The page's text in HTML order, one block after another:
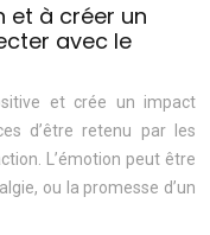
et à créer un
avec le
et crée un impact
d’être retenu par les
L’émotion peut être
ou la promesse d’un